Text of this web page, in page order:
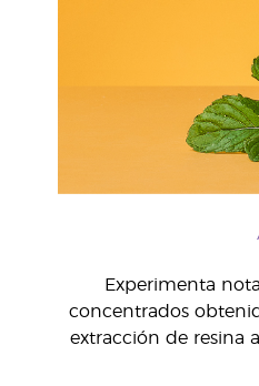
Experimenta
concentrados
extracción de resina